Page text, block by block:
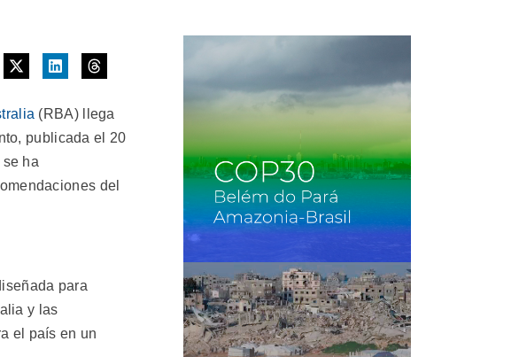
(RBA) llega
publicada el 20
ha
del
para
y las
el país en un